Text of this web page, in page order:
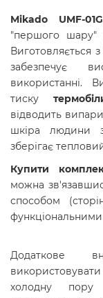
Mikado UMF-
"першого шару"
Виготовляється
забезпечує
використанні.
тиску
відводить
шкіра людини
зберігає
Купити
можна
способом
Додаткове
використовувати
холодну пору